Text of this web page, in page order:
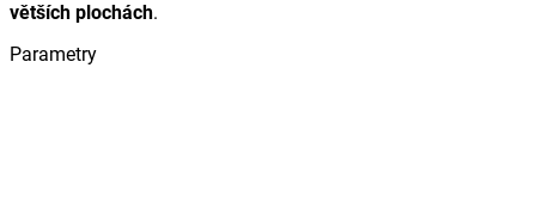
větších plochách.
Parametry